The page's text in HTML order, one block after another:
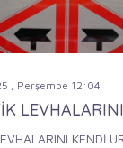
, Perşembe 12:04
KENDİ